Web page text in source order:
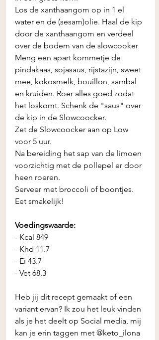
Los de xanthaangom op in 1 el
water en de (sesam)olie. Haal de kip
door de xanthaangom en verdeel
over de bodem van de slowcooker
Meng een apart kommetje de
pindakaas, sojasaus, rijstazijn, sweet
mee, kokosmelk, bouillon, sambal
en kruiden. Roer alles goed zodat
het loskomt. Schenk de "saus" over
de kip in de Slowcoocker.
Zet de Slowcoocker aan op Low
voor 5 uur.
Na bereiding het sap van de limoen
voorzichtig met de pollepel er door
heen roeren.
Serveer met broccoli of boontjes.
Eet smakelijk!
Voedingswaarde:
- Kcal 849
- Khd 11.7
- Ei 43.7
- Vet 68.3
Heb jij dit recept gemaakt of een
variant ervan? Ik zou het leuk vinden
als je het deelt op Social media, mij
kan je erin taggen met @keto_ilona